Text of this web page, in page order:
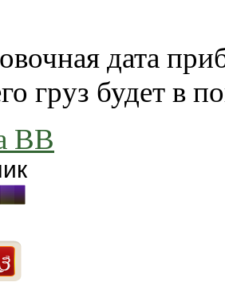
дата
груз будет в
ВВ